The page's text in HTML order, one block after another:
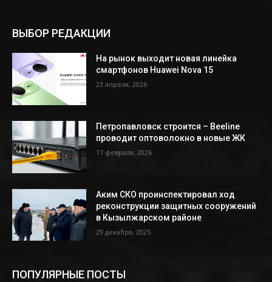
ВЫБОР РЕДАКЦИИ
На рынок выходит новая линейка
смартфонов Huawei Nova 15
23 апреля, 2026
Петропавловск строится – Beeline
проводит оптоволокно в новые ЖК
17 февраля, 2026
Аким СКО проинспектировал ход
реконструкции защитных сооружений
в Кызылжарском районе
29 декабря, 2025
ПОПУЛЯРНЫЕ ПОСТЫ